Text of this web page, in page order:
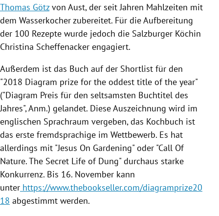
Thomas Götzvon Aust, der seit Jahren Mahlzeiten mit
dem Wasserkocherzubereitet. Für die Aufbereitung
der 100 Rezepte wurde jedoch die Salzburger Köchin
Christina Scheffenacker engagiert.
Außerdem ist das Buch auf der Shortlist für den
"2018 Diagram prize for the oddest title of the year"
("Diagram Preis für den seltsamsten Buchtitel des
Jahres", Anm.) gelandet. Diese Auszeichnung wird im
englischen Sprachraum vergeben, das Kochbuch ist
das erste fremdsprachige im Wettbewerb. Es hat
allerdings mit "Jesus On Gardening" oder "Call Of
Nature. The Secret Life of Dung" durchaus starke
Konkurrenz. Bis 16. November kann
unter https://www.thebookseller.com/diagramprize20
18 abgestimmt werden.